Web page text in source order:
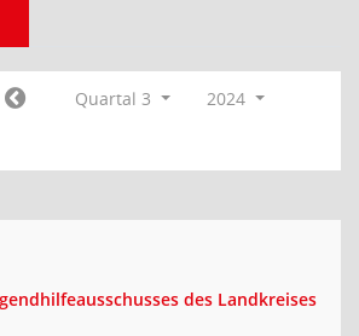
Quartal 3
2024
des Landkreises